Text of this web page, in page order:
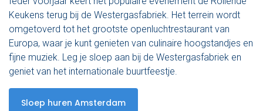
Keukens terug bij de Westergasfabriek. Het terrein wordt
omgetoverd tot het grootste openluchtrestaurant van
Europa, waar je kunt genieten van culinaire hoogstandjes en
fijne muziek. Leg je sloep aan bij de Westergasfabriek en
geniet van het internationale buurtfeestje.
Sloep huren Amsterdam